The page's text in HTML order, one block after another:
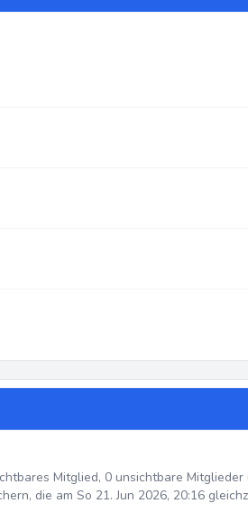
Mitglied, 0 unsichtbare
die am So 21. Jun 2026, 20:16